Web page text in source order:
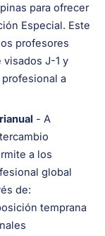
para ofrecer
Especial. Este
profesores
visados J-1 y
a
- A
a los
global
de:
temprana